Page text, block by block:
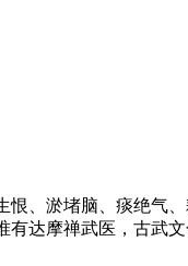
、淤堵脑、痰绝气、
达摩禅武医，古武